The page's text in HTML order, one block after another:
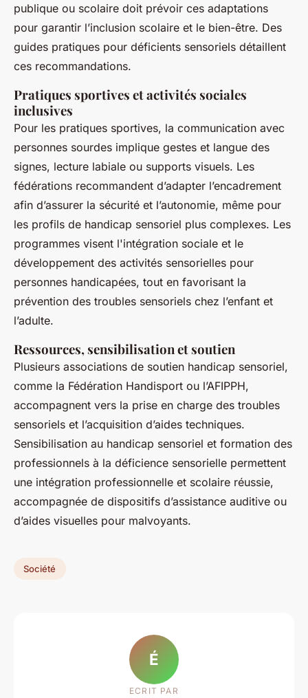
publique ou scolaire doit prévoir ces adaptations
pour garantir l’inclusion scolaire et le bien-être. Des
guides pratiques pour déficients sensoriels détaillent
ces recommandations.
Pratiques sportives et activités sociales
inclusives
Pour les pratiques sportives, la communication avec
personnes sourdes implique gestes et langue des
signes, lecture labiale ou supports visuels. Les
fédérations recommandent d’adapter l’encadrement
afin d’assurer la sécurité et l’autonomie, même pour
les profils de handicap sensoriel plus complexes. Les
programmes visent l'intégration sociale et le
développement des activités sensorielles pour
personnes handicapées, tout en favorisant la
prévention des troubles sensoriels chez l’enfant et
l’adulte.
Ressources, sensibilisation et soutien
Plusieurs associations de soutien handicap sensoriel,
comme la Fédération Handisport ou l’AFIPPH,
accompagnent vers la prise en charge des troubles
sensoriels et l’acquisition d’aides techniques.
Sensibilisation au handicap sensoriel et formation des
professionnels à la déficience sensorielle permettent
une intégration professionnelle et scolaire réussie,
accompagnée de dispositifs d’assistance auditive ou
d’aides visuelles pour malvoyants.
Société
É
ECRIT PAR